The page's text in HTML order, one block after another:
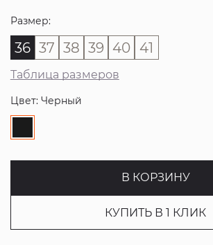
Размер:
36 37 38 39 40 41
Таблица размеров
Цвет: Черный
В КОРЗИНУ
КУПИТЬ В 1 КЛИК